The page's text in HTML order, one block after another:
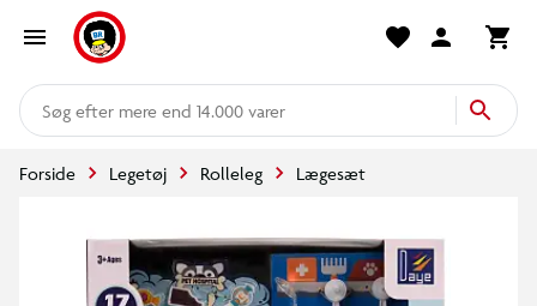
mere end 14.000 varer
Forside Legetøj Rolleleg Lægesæt